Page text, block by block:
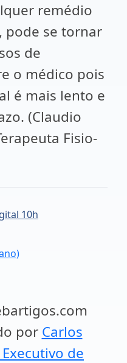
remédio
pode se tornar
de
o médico pois
é mais lento e
(Claudio
Fisio-
10h
por Carlos
de